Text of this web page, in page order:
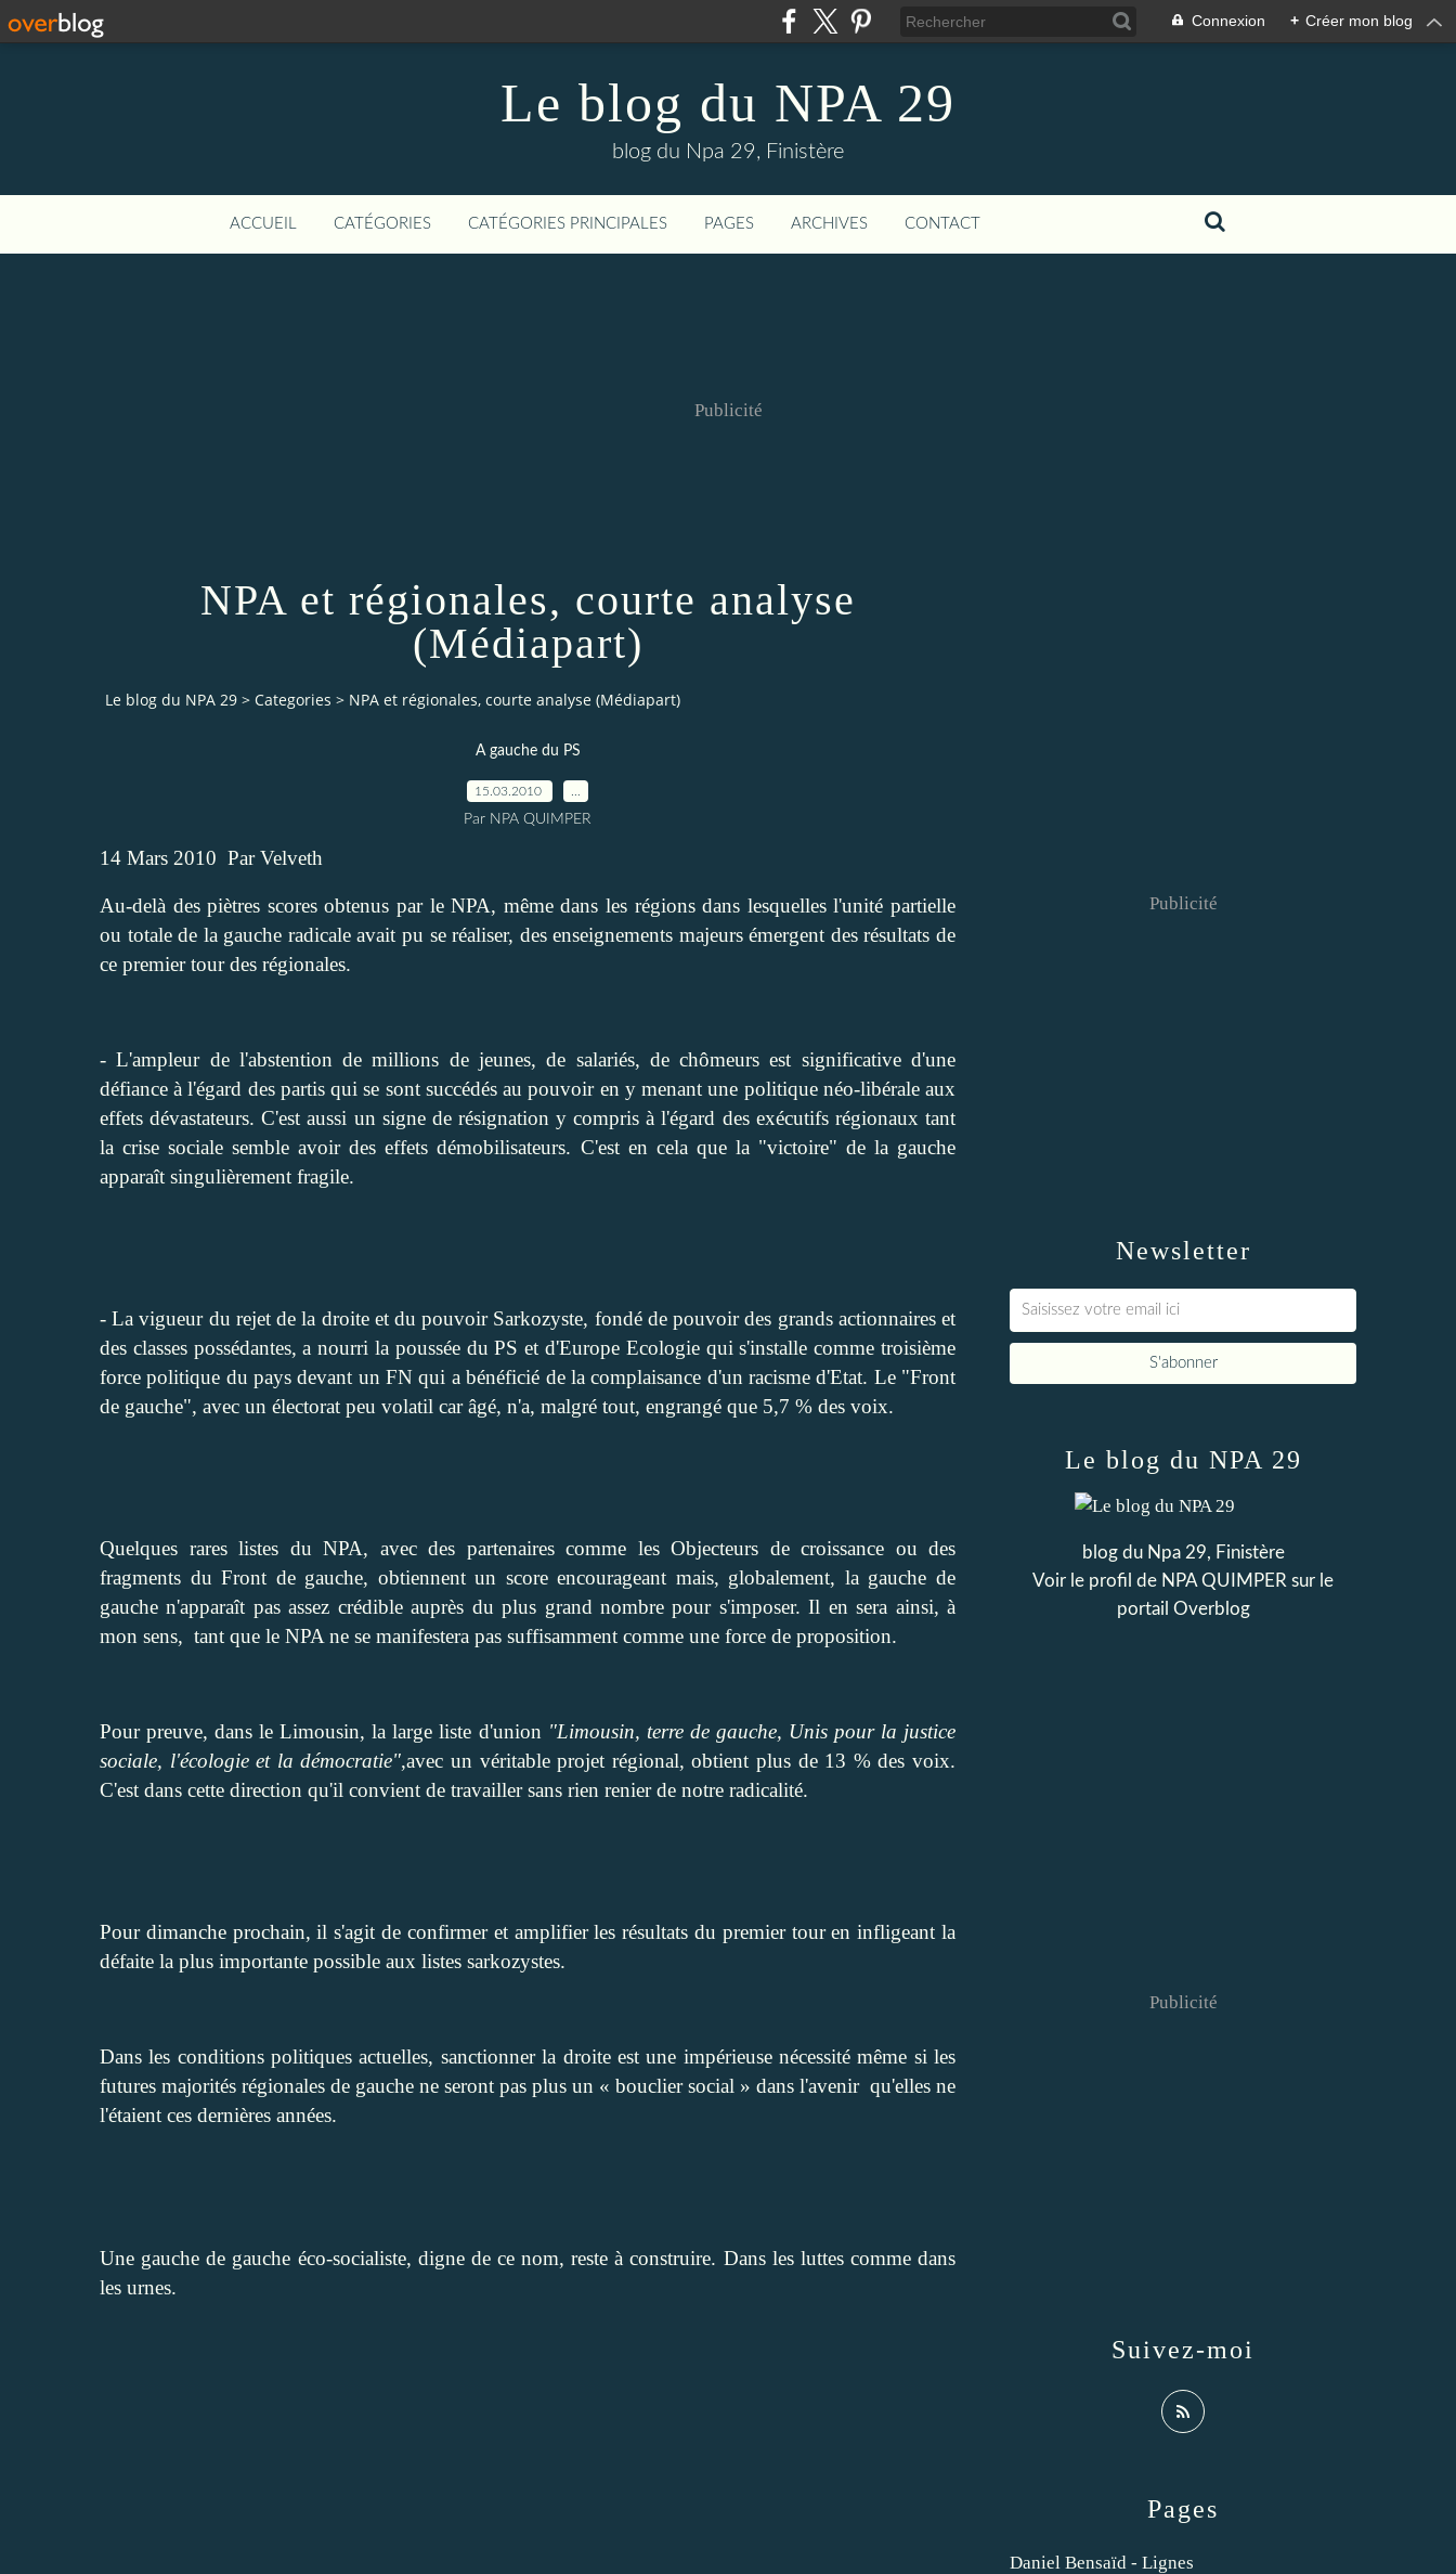
Connexion + Créer mon blog
Le blog du NPA 29
blog du Npa 29, Finistère
ACCUEIL CATÉGORIES CATÉGORIES PRINCIPALES PAGES ARCHIVES CONTACT
Publicité
NPA et régionales, courte analyse
(Médiapart)
Le blog du NPA 29 > Categories > NPA et régionales, courte analyse (Médiapart)
A gauche du PS
15.03.2010
Par NPA QUIMPER
14 Mars 2010 ParVelveth
Au-delà des piètres scores obtenus par le NPA, même dans les régions dans lesquelles l'unité partielle
ou totale de la gauche radicale avait pu se réaliser, des enseignements majeurs émergent des résultats de
ce premier tour des régionales.
- L'ampleur de l'abstention de millions de jeunes, de salariés, de chômeurs est significative d'une
défiance à l'égard des partis qui se sont succédés au pouvoir en y menant une politique néo-libérale aux
effets dévastateurs. C'est aussi un signe de résignation y compris à l'égard des exécutifs régionaux tant
la crise sociale semble avoir des effets démobilisateurs. C'est en cela que la "victoire" de la gauche
apparaît singulièrement fragile.
- La vigueur du rejet de la droite et du pouvoir Sarkozyste, fondé de pouvoir des grands actionnaires et
des classes possédantes, a nourri la poussée du PS et d'Europe Ecologie qui s'installe comme troisième
force politique du pays devant un FN qui a bénéficié de la complaisance d'un racisme d'Etat. Le "Front
de gauche", avec un électorat peu volatil car âgé, n'a, malgré tout, engrangé que 5,7 % des voix.
Quelques rares listes du NPA, avec des partenaires comme les Objecteurs de croissance ou des
fragments du Front de gauche, obtiennent un score encourageant mais, globalement, la gauche de
gauche n'apparaît pas assez crédible auprès du plus grand nombre pour s'imposer. Il en sera ainsi, à
mon sens, tant que le NPA ne se manifestera pas suffisamment comme une force de proposition.
Pour preuve, dans le Limousin, la large liste d'union "Limousin, terre de gauche, Unis pour la justice
sociale, l'écologie et la démocratie",avec un véritable projet régional, obtient plus de 13 % des voix.
C'est dans cette direction qu'il convient de travailler sans rien renier de notre radicalité.
Pour dimanche prochain, il s'agit de confirmer et amplifier les résultats du premier tour en infligeant la
défaite la plus importante possible aux listes sarkozystes.
Dans les conditions politiques actuelles, sanctionner la droite est une impérieuse nécessité même si les
futures majorités régionales de gauche ne seront pas plus un « bouclier social » dans l'avenir qu'elles ne
l'étaient ces dernières années.
Une gauche de gauche éco-socialiste, digne de ce nom, reste à construire. Dans les luttes comme dans
les urnes.
Newsletter
Publicité
Pages
Daniel Bensaïd - Lignes
Le blog du NPA 29
blog du Npa 29, Finistère
Voir le profil de NPA QUIMPER sur le
portail Overblog
Suivez-moi
Publicité